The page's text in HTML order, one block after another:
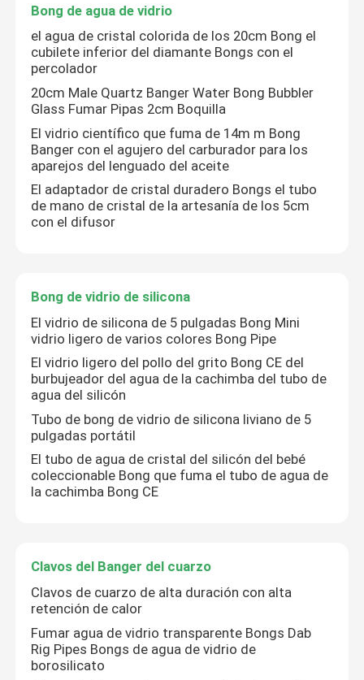
Bong de agua de vidrio
el agua de cristal colorida de los 20cm Bong el
cubilete inferior del diamante Bongs con el
percolador
20cm Male Quartz Banger Water Bong Bubbler
Glass Fumar Pipas 2cm Boquilla
El vidrio científico que fuma de 14m m Bong
Banger con el agujero del carburador para los
aparejos del lenguado del aceite
El adaptador de cristal duradero Bongs el tubo
de mano de cristal de la artesanía de los 5cm
con el difusor
Bong de vidrio de silicona
El vidrio de silicona de 5 pulgadas Bong Mini
vidrio ligero de varios colores Bong Pipe
El vidrio ligero del pollo del grito Bong CE del
burbujeador del agua de la cachimba del tubo de
agua del silicón
Tubo de bong de vidrio de silicona liviano de 5
pulgadas portátil
El tubo de agua de cristal del silicón del bebé
coleccionable Bong que fuma el tubo de agua de
la cachimba Bong CE
Clavos del Banger del cuarzo
Clavos de cuarzo de alta duración con alta
retención de calor
Fumar agua de vidrio transparente Bongs Dab
Rig Pipes Bongs de agua de vidrio de
borosilicato